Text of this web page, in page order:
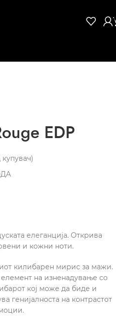
EDP
елеганција. Открива
и кожни ноти.
килибарен мирис за мажи.
на изненадување со
кој може да биде и
генијалноста на контрастот